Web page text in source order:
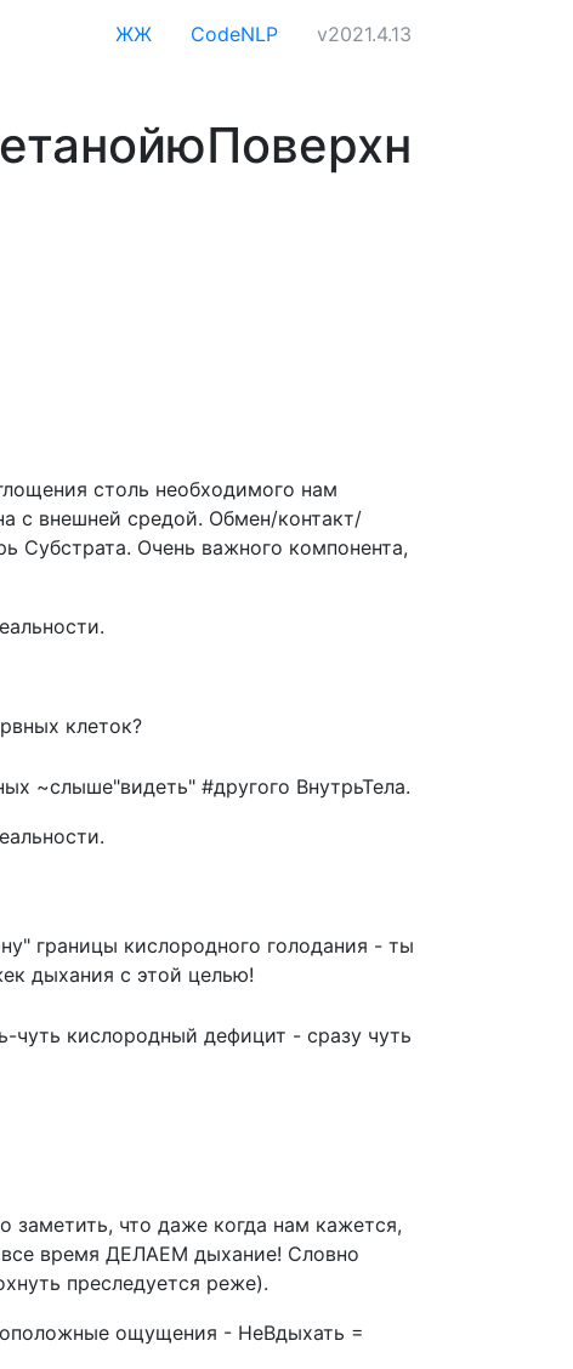
ЖЖ CodeNLP v2021.4.13
столь необходимого нам
с внешней средой. Обмен/контакт/
Субстрата. Очень важного компонента,
клеток?
~слыше"видеть" #другого ВнутрьТела.
границы кислородного голодания - ты
дыхания с этой целью!
кислородный дефицит - сразу чуть
заметить, что даже когда нам кажется,
время ДЕЛАЕМ дыхание! Словно
преследуется реже).
ощущения - НеВдыхать =